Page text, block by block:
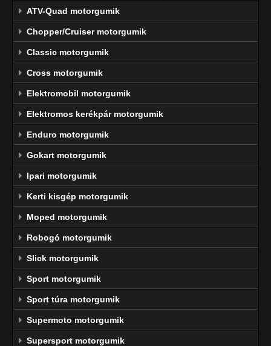
ATV-Quad motorgumik
Chopper/Cruiser motorgumik
Classic motorgumik
Cross motorgumik
Elektromobil motorgumik
Elektromos kerékpár motorgumik
Enduro motorgumik
Gokart motorgumik
Ipari motorgumik
Kerti kisgép motorgumik
Moped motorgumik
Robogó motorgumik
Slick motorgumik
Sport motorgumik
Sport túra motorgumik
Supermoto motorgumik
Supersport motorgumik